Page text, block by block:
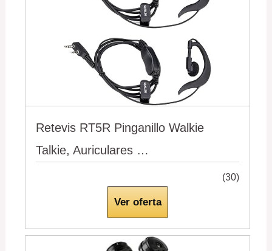
Retevis RT5R Pinganillo Walkie
Talkie, Auriculares …
(30)
Ver oferta